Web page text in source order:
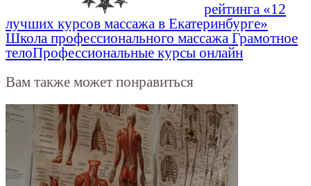
рейтинга «12
лучших курсов массажа в Екатеринбурге»
Школа профессионального массажа Грамотное
телоПрофессиональные курсы онлайн
Вам также может понравиться